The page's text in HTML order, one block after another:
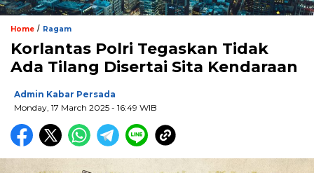
Home / Ragam
Korlantas Polri Tegaskan Tidak
Ada Tilang Disertai Sita Kendaraan
Admin Kabar Persada
Monday, 17 March 2025 - 16:49 WIB